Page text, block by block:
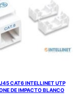
CAT6 INTELLINET UTP
DE IMPACTO BLANCO